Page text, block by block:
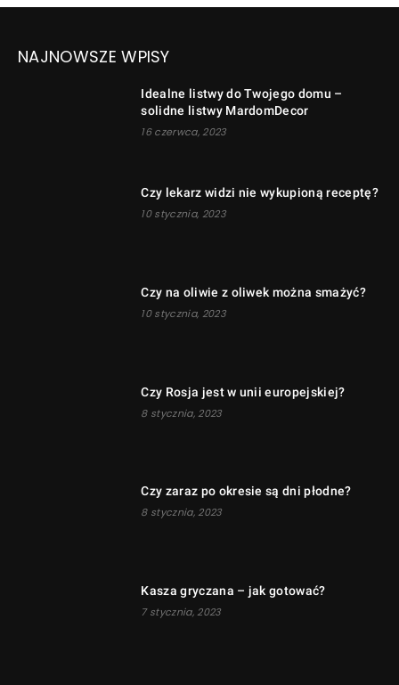
NAJNOWSZE WPISY
Idealne listwy do Twojego domu –
solidne listwy MardomDecor
16 czerwca, 2023
Czy lekarz widzi nie wykupioną receptę?
10 stycznia, 2023
Czy na oliwie z oliwek można smażyć?
10 stycznia, 2023
Czy Rosja jest w unii europejskiej?
8 stycznia, 2023
Czy zaraz po okresie są dni płodne?
8 stycznia, 2023
Kasza gryczana – jak gotować?
7 stycznia, 2023